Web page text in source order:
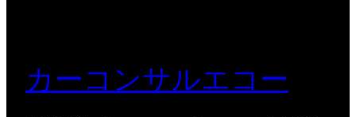
カーコンサルエコー